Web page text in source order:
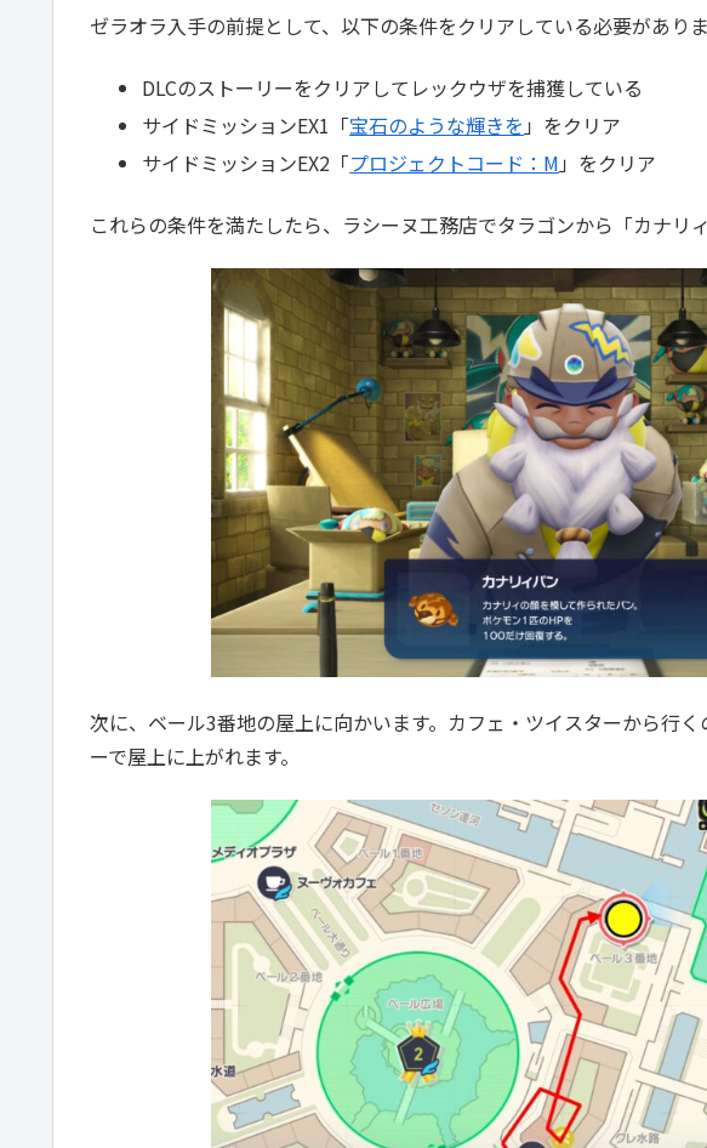
ゼラオラ入手の前提として、以下の条件をクリアしている必要がありま
DLCのストーリーをクリアしてレックウザを捕獲している
サイドミッションEX1「宝石のような輝きを 」をクリア
サイドミッションEX2「プロジェクトコード：M 」をクリア
これらの条件を満たしたら、ラシーヌ工務店でタラゴンから「カナリ
次に、ベール3番地の屋上に向かいます。カフェ・ツイスターから行
ーで屋上に上がれます。